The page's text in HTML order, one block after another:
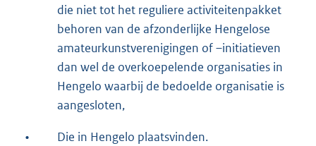
die niet tot het reguliere activiteitenpakket
behoren van de afzonderlijke Hengelose
amateurkunstverenigingen of –initiatieven
dan wel de overkoepelende organisaties in
Hengelo waarbij de bedoelde organisatie is
aangesloten,
• Die in Hengelo plaatsvinden.